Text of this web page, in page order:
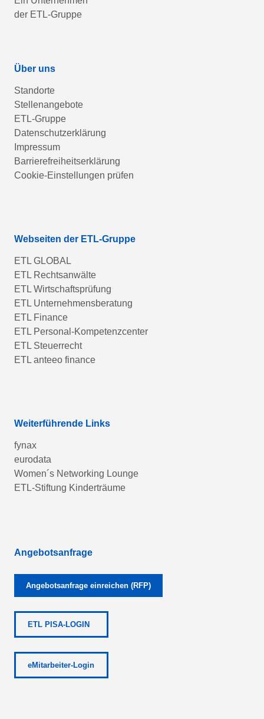
der ETL-Gruppe
Über uns
Standorte
Stellenangebote
ETL-Gruppe
Datenschutzerklärung
Impressum
Barrierefreiheitserklärung
Cookie-Einstellungen prüfen
Webseiten der ETL-Gruppe
ETL GLOBAL
ETL Rechtsanwälte
ETL Wirtschaftsprüfung
ETL Unternehmensberatung
ETL Finance
ETL Personal-Kompetenzcenter
ETL Steuerrecht
ETL anteeo finance
Weiterführende Links
fynax
eurodata
Women´s Networking Lounge
ETL-Stiftung Kinderträume
Angebotsanfrage
Angebotsanfrage einreichen (RFP)
ETL PISA-LOGIN
eMitarbeiter-Login